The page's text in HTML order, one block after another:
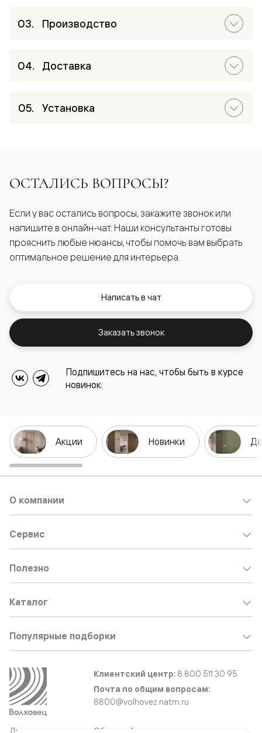
Производство
Доставка
Установка
ОСТАЛИСЬ ВОПРОСЫ?
Если у вас остались вопросы, закажите звонок или
напишите в онлайн-чат. Наши консультанты готовы
прояснить любые нюансы, чтобы помочь вам выбрать
оптимальное решение для интерьера.
Написать в чат
Заказать звонок
Подпишитесь на нас, чтобы быть в курсе
новинок.
Акции Новинки
Двери
О компании
Сервис
Полезно
Каталог
Популярные подборки
Клиентский центр: 8 800 511 30 95
Почта по общим вопросам:
8800@volhovez.natm.ru
Обратный звонок